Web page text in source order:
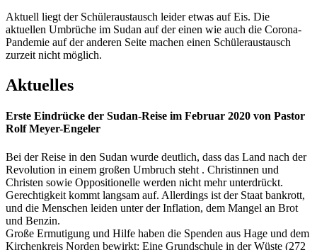
Aktuell liegt der Schüleraustausch leider etwas auf Eis. Die
aktuellen Umbrüche im Sudan auf der einen wie auch die Corona-
Pandemie auf der anderen Seite machen einen Schüleraustausch
zurzeit nicht möglich.
Aktuelles
Erste Eindrücke der Sudan-Reise im Februar 2020 von Pastor
Rolf Meyer-Engeler
Bei der Reise in den Sudan wurde deutlich, dass das Land nach der
Revolution in einem großen Umbruch steht . Christinnen und
Christen sowie Oppositionelle werden nicht mehr unterdrückt.
Gerechtigkeit kommt langsam auf. Allerdings ist der Staat bankrott,
und die Menschen leiden unter der Inflation, dem Mangel an Brot
und Benzin.
Große Ermutigung und Hilfe haben die Spenden aus Hage und dem
Kirchenkreis Norden bewirkt: Eine Grundschule in der Wüste (272